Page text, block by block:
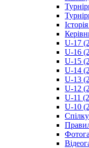
U-17
U-16
U-15
U-14
U-13
U-12
U-11
U-10